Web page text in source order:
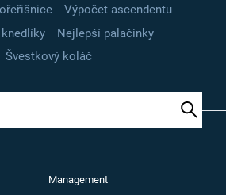
Výpočet ascendentu
Nejlepší palačinky
Švestkový koláč
Management